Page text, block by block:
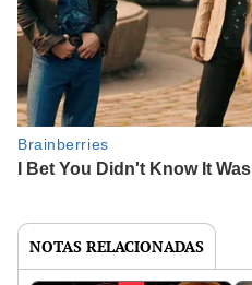
NOTAS RELACIONADAS